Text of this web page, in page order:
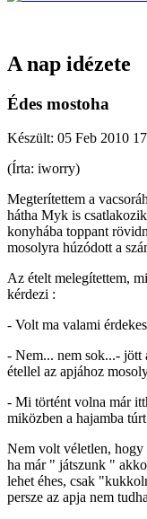
A nap idézete
Édes mostoha
Készült: 05 Feb 2010
(Írta: iworry)
Megterítettem a
hátha Myk is
konyhába toppant
mosolyra húzódott a
Az ételt melegítettem,
kérdezi :
- Volt ma valami
- Nem... nem sok...- jött
étellel az apjához
- Mi történt volna már
miközben a hajamba
Nem volt véletlen, hogy
ha már " játszunk "
lehet éhes, csak
persze az apja nem